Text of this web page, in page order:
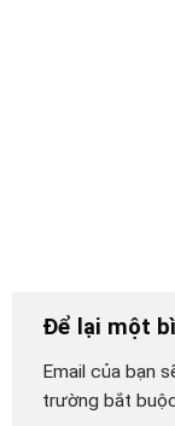
Để lại một
Email của bạn
trường bắt